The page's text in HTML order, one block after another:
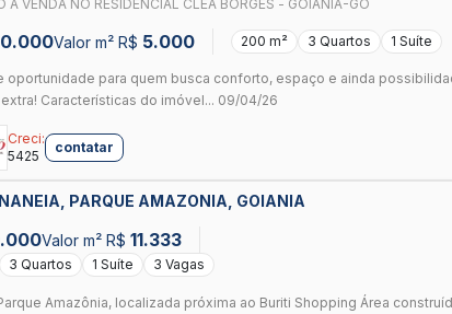
Á VENDA NO RESIDENCIAL CLÉA BORGES - GOIÂNIA-GO
Valor m² R$ 5.000 200 m² 3 Quartos 1 Suíte
oportunidade para quem busca conforto, espaço e ainda
Características do imóvel... 09/04/26
Creci:
5425
contatar
PARQUE AMAZONIA, GOIANIA
Valor m² R$ 11.333
3 Quartos 1 Suíte 3 Vagas
Amazônia, localizada próxima ao Buriti Shopping Área